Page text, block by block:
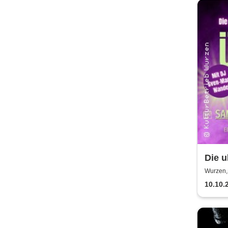
Die